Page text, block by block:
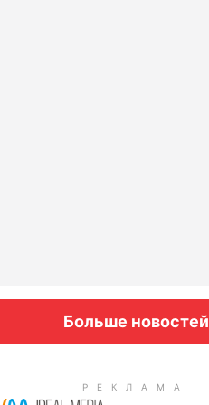
Больше новостей